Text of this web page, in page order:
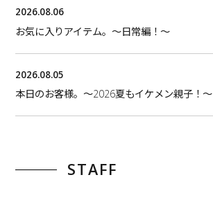
2026.08.06
お気に入りアイテム。〜日常編！〜
2026.08.05
本日のお客様。〜2026夏もイケメン親子！〜
STAFF